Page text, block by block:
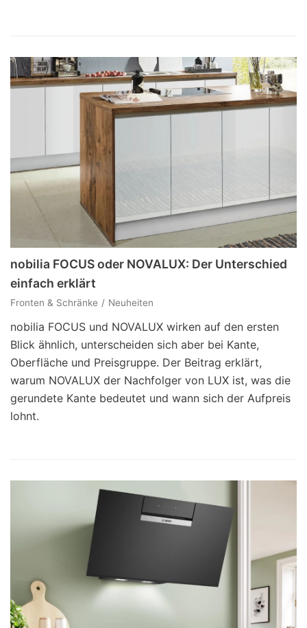
nobilia FOCUS oder NOVALUX: Der Unterschied
einfach erklärt
Fronten & Schränke Neuheiten
nobilia FOCUS und NOVALUX wirken auf den ersten
Blick ähnlich, unterscheiden sich aber bei Kante,
Oberfläche und Preisgruppe. Der Beitrag erklärt,
warum NOVALUX der Nachfolger von LUX ist, was die
gerundete Kante bedeutet und wann sich der Aufpreis
lohnt.